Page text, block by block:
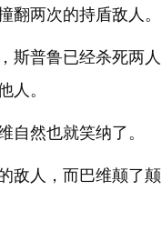
翻两次的持盾敌人。
斯普鲁已经杀死两
人。
自然也就笑纳了。
敌人，而巴维颠了